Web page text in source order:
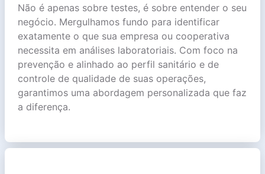
Não é apenas sobre testes, é sobre entender o seu
negócio. Mergulhamos fundo para identificar
exatamente o que sua empresa ou cooperativa
necessita em análises laboratoriais. Com foco na
prevenção e alinhado ao perfil sanitário e de
controle de qualidade de suas operações,
garantimos uma abordagem personalizada que faz
a diferença.